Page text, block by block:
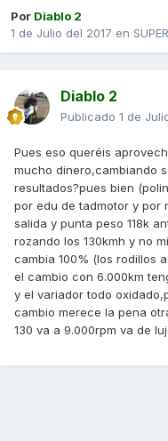
Por Diablo 2
1 de Julio del 2017 en
Diablo 2
Publicado 1 de
Pues eso queréis
mucho dinero,cambiando
resultados?pues bien
por edu de tadmotor y por
salida y punta peso 118k
rozando los 130kmh y no
cambia 100% (los rodillos
el cambio con 6.000km
y el variador todo
cambio merece la pena
130 va a 9.000rpm va de